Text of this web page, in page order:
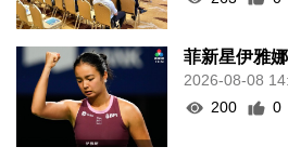
菲新星伊雅
2026-08-08
200
0